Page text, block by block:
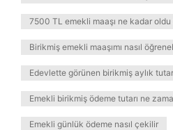
7500 TL emekli maaşı ne kadar
Birikmiş emekli maaşımı nasıl
Edevlette görünen birikmiş aylık
Emekli birikmiş ödeme tutarı ne
Emekli günlük ödeme nasıl çekilir